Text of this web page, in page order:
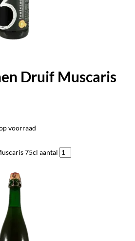
Druif Muscaris
voorraad
75cl aantal